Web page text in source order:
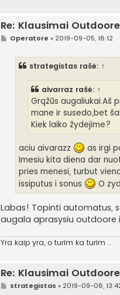
Re: Klausimai Outdoore
SOperatore » 2019-09-05, 18:12
strategistas rašė: ↑
aivarraz rašė: ↑
Grąžūs augaliukai.Aš
mane ir susedo,bet
Kiek laiko žydėjime?
aciu aivarazz
as irgi
Imesiu kita diena dar
pries menesi, turbut
issiputus i sonus
O
Labas! Topinti automatus,
augala aprasysiu outdoore
Yra kaip yra, o turim ka turim ..
Re: Klausimai Outdoore
Sstrategistas » 2019-09-08,